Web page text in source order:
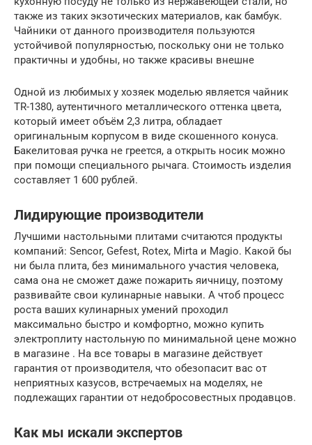
также из таких экзотических материалов, как бамбук.
Чайники от данного производителя пользуются
устойчивой популярностью, поскольку они не только
практичны и удобны, но также красивы внешне
Одной из любимых у хозяек моделью является чайник
TR-1380, аутентичного металлического оттенка цвета,
который имеет объём 2,3 литра, обладает
оригинальным корпусом в виде скошенного конуса.
Бакелитовая ручка не греется, а открыть носик можно
при помощи специального рычага. Стоимость изделия
составляет 1 600 рублей.
Лидирующие производители
Лучшими настольными плитами считаются продукты
компаний: Sencor, Gefest, Rotex, Mirta и Magio. Какой бы
ни была плита, без минимального участия человека,
сама она не сможет даже пожарить яичницу, поэтому
развивайте свои кулинарные навыки. А чтоб процесс
роста ваших кулинарных умений проходил
максимально быстро и комфортно, можно купить
электроплиту настольную по минимальной цене можно
в магазине . На все товары в магазине действует
гарантия от производителя, что обезопасит вас от
неприятных казусов, встречаемых на моделях, не
подлежащих гарантии от недобросовестных продавцов.
Как мы искали экспертов